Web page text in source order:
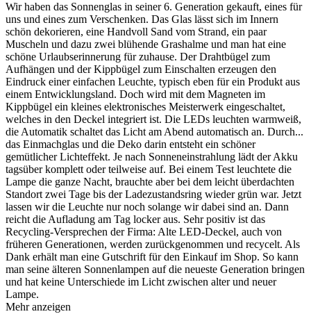
Wir haben das Sonnenglas in seiner 6. Generation gekauft, eines für
uns und eines zum Verschenken. Das Glas lässt sich im Innern
schön dekorieren, eine Handvoll Sand vom Strand, ein paar
Muscheln und dazu zwei blühende Grashalme und man hat eine
schöne Urlaubserinnerung für zuhause. Der Drahtbügel zum
Aufhängen und der Kippbügel zum Einschalten erzeugen den
Eindruck einer einfachen Leuchte, typisch eben für ein Produkt aus
einem Entwicklungsland. Doch wird mit dem Magneten im
Kippbügel ein kleines elektronisches Meisterwerk eingeschaltet,
welches in den Deckel integriert ist. Die LEDs leuchten warmweiß,
die Automatik schaltet das Licht am Abend automatisch an. Durch...
das Einmachglas und die Deko darin entsteht ein schöner
gemütlicher Lichteffekt. Je nach Sonneneinstrahlung lädt der Akku
tagsüber komplett oder teilweise auf. Bei einem Test leuchtete die
Lampe die ganze Nacht, brauchte aber bei dem leicht überdachten
Standort zwei Tage bis der Ladezustandsring wieder grün war. Jetzt
lassen wir die Leuchte nur noch solange wir dabei sind an. Dann
reicht die Aufladung am Tag locker aus. Sehr positiv ist das
Recycling-Versprechen der Firma: Alte LED-Deckel, auch von
früheren Generationen, werden zurückgenommen und recycelt. Als
Dank erhält man eine Gutschrift für den Einkauf im Shop. So kann
man seine älteren Sonnenlampen auf die neueste Generation bringen
und hat keine Unterschiede im Licht zwischen alter und neuer
Lampe.
Mehr anzeigen